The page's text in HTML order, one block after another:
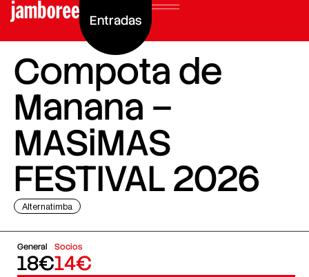
Entradas
Compota de
Manana –
MASiMAS
FESTIVAL 2026
Alternatimba
General
18€
Socios
14€